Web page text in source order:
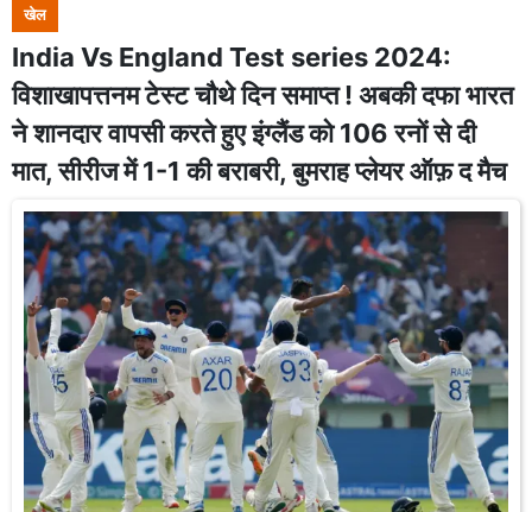
खेल
India Vs England Test series 2024:
विशाखापत्तनम टेस्ट चौथे दिन समाप्त ! अबकी दफा भारत
ने शानदार वापसी करते हुए इंग्लैंड को 106 रनों से दी
मात, सीरीज में 1-1 की बराबरी, बुमराह प्लेयर ऑफ़ द मैच